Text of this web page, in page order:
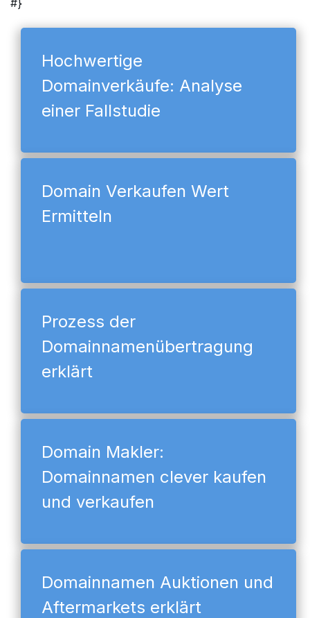
#}
Hochwertige
Domainverkäufe: Analyse
einer Fallstudie
Domain Verkaufen Wert
Ermitteln
Prozess der
Domainnamenübertragung
erklärt
Domain Makler:
Domainnamen clever kaufen
und verkaufen
Domainnamen Auktionen und
Aftermarkets erklärt